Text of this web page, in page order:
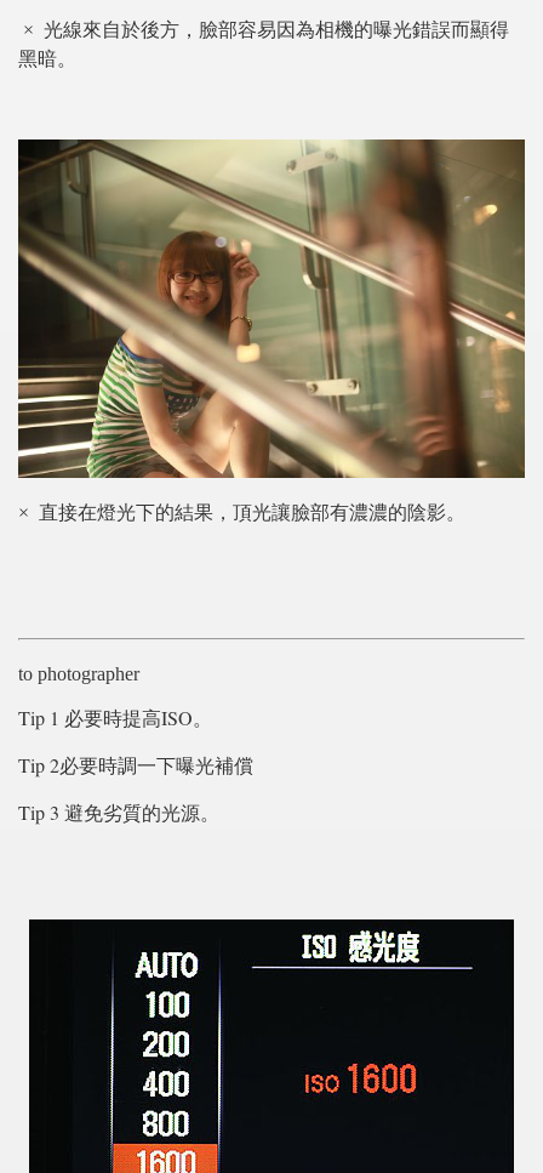
× 光線來自於後方，臉部容易因為相機的曝光錯誤而顯得
黑暗。
× 直接在燈光下的結果，頂光讓臉部有濃濃的陰影。
to photographer
Tip 1 必要時提高ISO。
Tip 2必要時調一下曝光補償
Tip 3 避免劣質的光源。